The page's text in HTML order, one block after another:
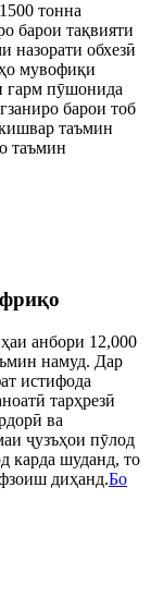
тонна
барои тақвияти
назорати обхезӣ
мувофиқи
гарм пӯшонида
барои тоб
таъмин
таъмин
анбори 12,000
намуд. Дар
истифода
тарҳрезӣ
ва
ҷузъҳои пӯлод
карда шуданд, то
диҳанд.Бо